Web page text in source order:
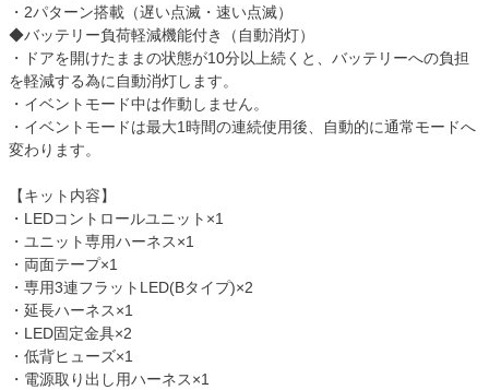
・2パターン搭載（遅い点滅・速い点滅）
◆バッテリー負荷軽減機能付き（自動消灯）
・ドアを開けたままの状態が10分以上続くと、バッテリーへの負担
を軽減する為に自動消灯します。
・イベントモード中は作動しません。
・イベントモードは最大1時間の連続使用後、自動的に通常モードへ
変わります。
【キット内容】
・LEDコントロールユニット×1
・ユニット専用ハーネス×1
・両面テープ×1
・専用3連フラットLED(Bタイプ)×2
・延長ハーネス×1
・LED固定金具×2
・低背ヒューズ×1
・電源取り出し用ハーネス×1